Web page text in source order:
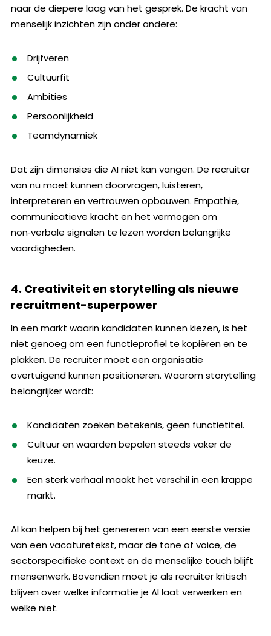
naar de diepere laag van het gesprek. De kracht van
menselijk inzichten zijn onder andere:
Drijfveren
Cultuurfit
Ambities
Persoonlijkheid
Teamdynamiek
Dat zijn dimensies die AI niet kan vangen. De recruiter
van nu moet kunnen doorvragen, luisteren,
interpreteren en vertrouwen opbouwen. Empathie,
communicatieve kracht en het vermogen om
non‑verbale signalen te lezen worden belangrijke
vaardigheden.
4. Creativiteit en storytelling als nieuwe
recruitment-superpower
In een markt waarin kandidaten kunnen kiezen, is het
niet genoeg om een functieprofiel te kopiëren en te
plakken. De recruiter moet een organisatie
overtuigend kunnen positioneren. Waarom storytelling
belangrijker wordt:
Kandidaten zoeken betekenis, geen functietitel.
Cultuur en waarden bepalen steeds vaker de
keuze.
Een sterk verhaal maakt het verschil in een krappe
markt.
AI kan helpen bij het genereren van een eerste versie
van een vacaturetekst, maar de tone of voice, de
sectorspecifieke context en de menselijke touch blijft
mensenwerk. Bovendien moet je als recruiter kritisch
blijven over welke informatie je AI laat verwerken en
welke niet.